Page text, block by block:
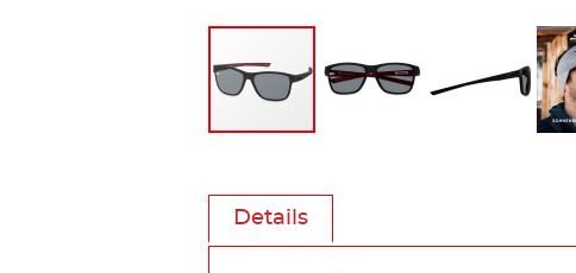
Details